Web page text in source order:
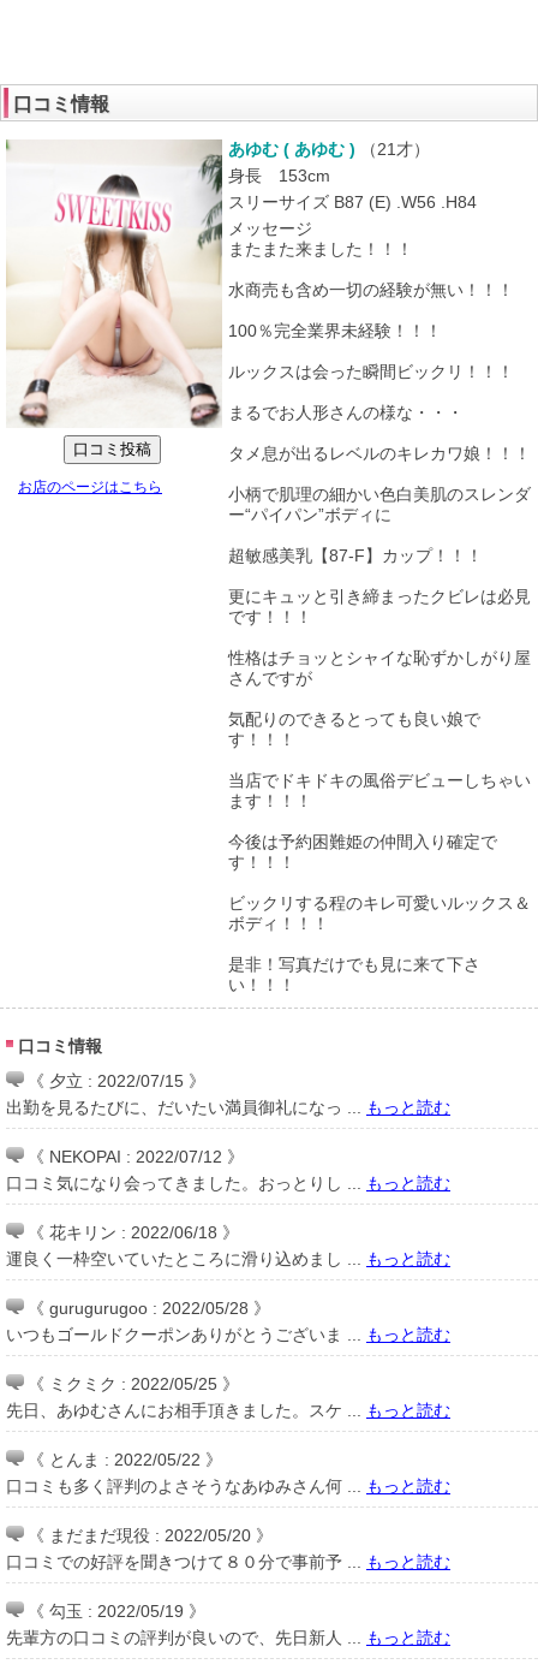
口コミ情報
お店のページはこちら
あゆむ ( あゆむ ) （21才）
身長 153cm
スリーサイズ B87 (E) .W56 .H84
メッセージ
またまた来ました！！！
水商売も含め一切の経験が無い！！！
100％完全業界未経験！！！
ルックスは会った瞬間ビックリ！！！
まるでお人形さんの様な・・・
タメ息が出るレベルのキレカワ娘！！！
小柄で肌理の細かい色白美肌のスレンダ
ー“パイパン”ボディに
超敏感美乳【87-F】カップ！！！
更にキュッと引き締まったクビレは必見
です！！！
性格はチョッとシャイな恥ずかしがり屋
さんですが
気配りのできるとっても良い娘で
す！！！
当店でドキドキの風俗デビューしちゃい
ます！！！
今後は予約困難姫の仲間入り確定で
す！！！
ビックリする程のキレ可愛いルックス＆
ボディ！！！
是非！写真だけでも見に来て下さ
い！！！
口コミ情報
《 夕立 : 2022/07/15 》
出勤を見るたびに、だいたい満員御礼になっ ...
もっと読む
《 NEKOPAI : 2022/07/12 》
口コミ気になり会ってきました。おっとりし ...
もっと読む
《 花キリン : 2022/06/18 》
運良く一枠空いていたところに滑り込めまし ...
もっと読む
《 gurugurugoo : 2022/05/28 》
いつもゴールドクーポンありがとうございま ...
もっと読む
《 ミクミク : 2022/05/25 》
先日、あゆむさんにお相手頂きました。スケ ...
もっと読む
《 とんま : 2022/05/22 》
口コミも多く評判のよさそうなあゆみさん何 ...
もっと読む
《 まだまだ現役 : 2022/05/20 》
口コミでの好評を聞きつけて８０分で事前予 ...
もっと読む
《 勾玉 : 2022/05/19 》
先輩方の口コミの評判が良いので、先日新人 ...
もっと読む